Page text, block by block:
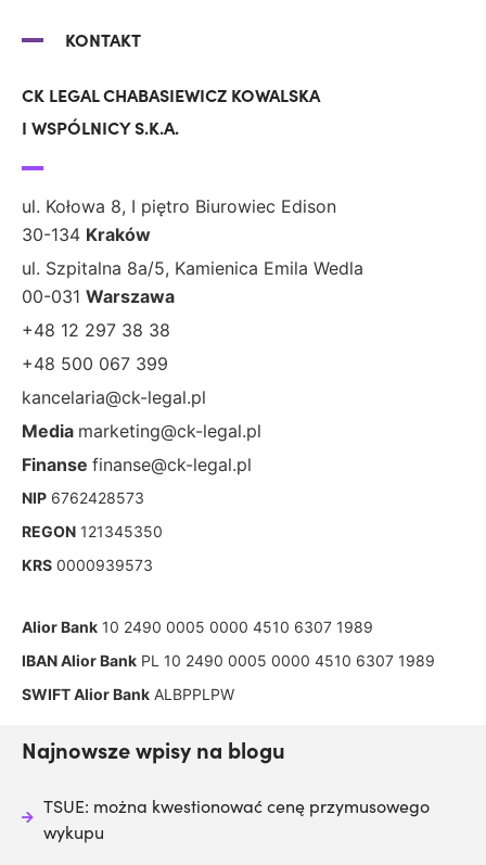
KONTAKT
CK LEGAL CHABASIEWICZ KOWALSKA
I WSPÓLNICY S.K.A.
ul. Kołowa 8, I piętro Biurowiec Edison
30-134 Kraków
ul. Szpitalna 8a/5, Kamienica Emila Wedla
00-031 Warszawa
+48 12 297 38 38
+48 500 067 399
kancelaria@ck-legal.pl
Media marketing@ck-legal.pl
Finanse finanse@ck-legal.pl
NIP 6762428573
REGON 121345350
KRS 0000939573
Alior Bank 10 2490 0005 0000 4510 6307 1989
IBAN Alior Bank PL 10 2490 0005 0000 4510 6307 1989
SWIFT Alior Bank ALBPPLPW
Najnowsze wpisy na blogu
TSUE: można kwestionować cenę przymusowego
wykupu